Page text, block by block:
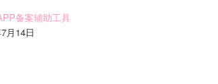
备案辅助工具
月14日